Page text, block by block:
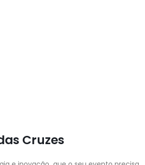
Cruzes